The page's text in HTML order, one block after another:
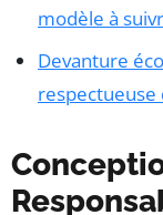
modèle à
Devanture
respectueuse